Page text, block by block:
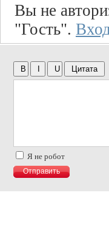
Вы не
"Гость".
Я не робот